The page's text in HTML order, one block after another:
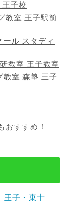
子校
教室 王子駅前
ル スタディ
教室 王子教室
教室 森塾 王子
おすすめ！
王子・東十